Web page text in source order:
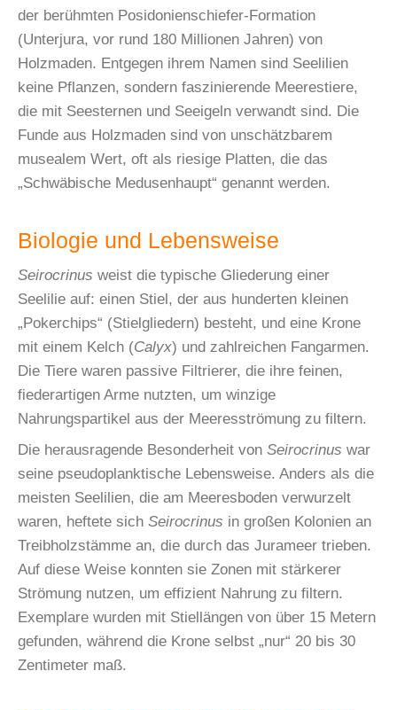
der berühmten Posidonienschiefer-Formation
(Unterjura, vor rund 180 Millionen Jahren) von
Holzmaden. Entgegen ihrem Namen sind Seelilien
keine Pflanzen, sondern faszinierende Meerestiere,
die mit Seesternen und Seeigeln verwandt sind. Die
Funde aus Holzmaden sind von unschätzbarem
musealem Wert, oft als riesige Platten, die das
„Schwäbische Medusenhaupt“ genannt werden.
Biologie und Lebensweise
Seirocrinus weist die typische Gliederung einer
Seelilie auf: einen Stiel, der aus hunderten kleinen
„Pokerchips“ (Stielgliedern) besteht, und eine Krone
mit einem Kelch (Calyx) und zahlreichen Fangarmen.
Die Tiere waren passive Filtrierer, die ihre feinen,
fiederartigen Arme nutzten, um winzige
Nahrungspartikel aus der Meeresströmung zu filtern.
Die herausragende Besonderheit von Seirocrinus war
seine pseudoplanktische Lebensweise. Anders als die
meisten Seelilien, die am Meeresboden verwurzelt
waren, heftete sich Seirocrinus in großen Kolonien an
Treibholzstämme an, die durch das Jurameer trieben.
Auf diese Weise konnten sie Zonen mit stärkerer
Strömung nutzen, um effizient Nahrung zu filtern.
Exemplare wurden mit Stiellängen von über 15 Metern
gefunden, während die Krone selbst „nur“ 20 bis 30
Zentimeter maß.